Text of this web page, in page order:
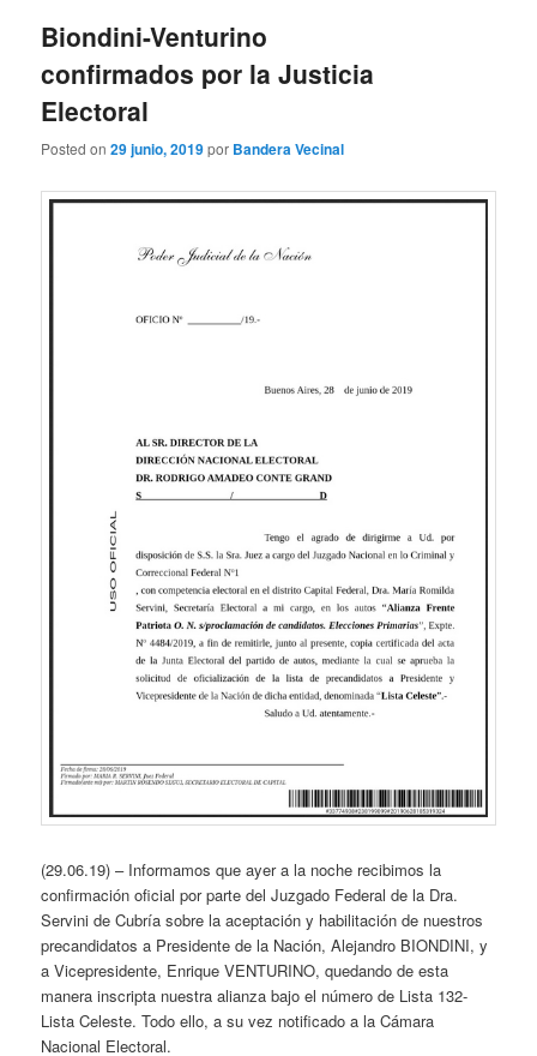
Biondini-Venturino
confirmados por la Justicia
Electoral
Posted on29 junio, 2019por Bandera Vecinal
(29.06.19) – Informamos que ayer a la noche recibimos la
confirmación oficial por parte del Juzgado Federal de la Dra.
Servini de Cubría sobre la aceptación y habilitación de nuestros
precandidatos a Presidente de la Nación, Alejandro BIONDINI, y
a Vicepresidente, Enrique VENTURINO, quedando de esta
manera inscripta nuestra alianza bajo el número de Lista 132-
Lista Celeste. Todo ello, a su vez notificado a la Cámara
Nacional Electoral.